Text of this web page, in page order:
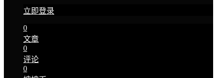
立即登录
0
文章
0
评论
0